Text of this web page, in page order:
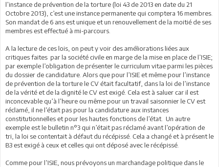
l’instance de prévention de la torture (loi 43 de 2013 en date du 21
Octobre 2013), c’est une instance permanente qui comptera 16 membres.
Son mandat de 6 ans est unique et un renouvellement de la moitié de ses
membres est effectué à mi-parcours.
A la lecture de ces lois, on peut y voir des améliorations liées aux
critiques faites par la société civile en marge de la mise en place de l’ISIE;
par exemple l’obligation de présenter le curriculum vitae parmi les pièces
du dossier de candidature. Alors que pour l’ISIE et même pour l’instance
de prévention de la torture le CV était facultatif, dans la loi de l’instance
de la vérité et de la dignité le CV est exigé. Cela est à saluer car il est
inconcevable qu’à l’heure ou même pour un travail saisonnier le CV est
réclamé, il ne l’était pas pour la candidature aux instances
constitutionnelles et pour les hautes fonctions de l’état. Un autre
exemple est le bulletin n°3 qui n’était pas réclamé avant l’opération de
tri, la loi se contentait à défaut du récépissé. Cela a changé et à présent le
B3 est exigé à ceux et celles qui ont déposé avec le récépissé.
Comme pour l’ISIE, nous prévoyons un marchandage politique dans le